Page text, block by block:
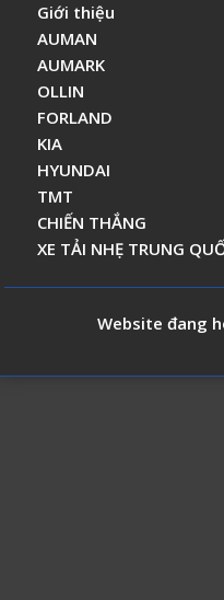
Giới thiệu
AUMAN
AUMARK
OLLIN
FORLAND
KIA
HYUNDAI
TMT
CHIẾN THẮNG
XE TẢI NHẸ TRUNG
Website đang